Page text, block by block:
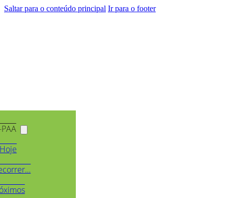
Saltar para o conteúdo principal Ir para o footer